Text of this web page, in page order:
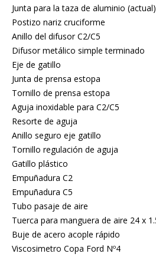
Junta para la taza de aluminio (actual)
Postizo nariz cruciforme
Anillo del difusor C2/C5
Difusor metálico simple terminado
Eje de gatillo
Junta de prensa estopa
Tornillo de prensa estopa
Aguja inoxidable para C2/C5
Resorte de aguja
Anillo seguro eje gatillo
Tornillo regulación de aguja
Gatillo plástico
Empuñadura C2
Empuñadura C5
Tubo pasaje de aire
Tuerca para manguera de aire 24 x
Buje de acero acople rápido
Viscosimetro Copa Ford Nº4